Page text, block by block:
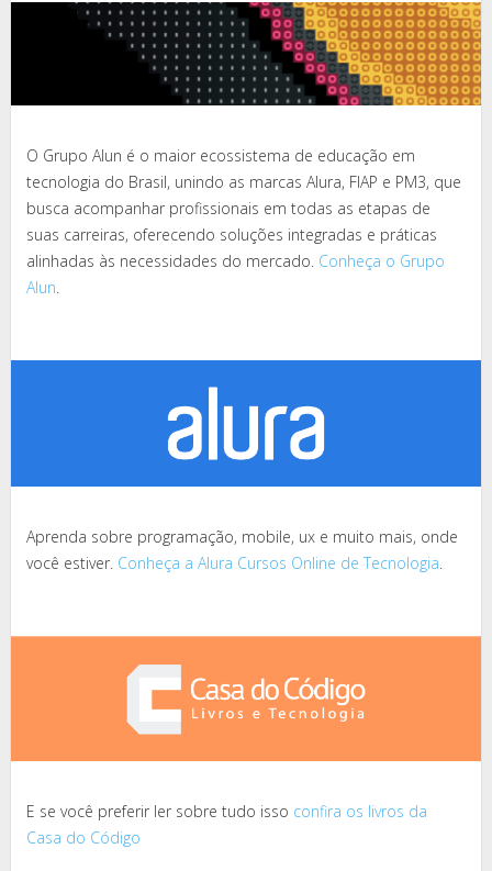
O Grupo Alun é o maior ecossistema de educação em
tecnologia do Brasil, unindo as marcas Alura, FIAP e PM3, que
busca acompanhar profissionais em todas as etapas de
suas carreiras, oferecendo soluções integradas e práticas
alinhadas às necessidades do mercado. Conheça o Grupo
Alun.
Aprenda sobre programação, mobile, ux e muito mais, onde
você estiver. Conheça a Alura Cursos Online de Tecnologia
E se você preferir ler sobre tudo isso confira os livros da
Casa do Código